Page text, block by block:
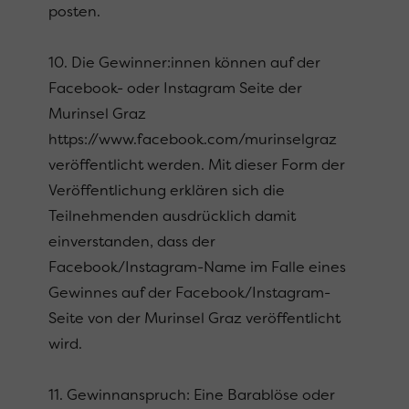
posten.
10. Die Gewinner:innen können auf der
Facebook- oder Instagram Seite der
Murinsel Graz
https://www.facebook.com/murinselgraz
veröffentlicht werden. Mit dieser Form der
Veröffentlichung erklären sich die
Teilnehmenden ausdrücklich damit
einverstanden, dass der
Facebook/Instagram-Name im Falle eines
Gewinnes auf der Facebook/Instagram-
Seite von der Murinsel Graz veröffentlicht
wird.
11. Gewinnanspruch: Eine Barablöse oder